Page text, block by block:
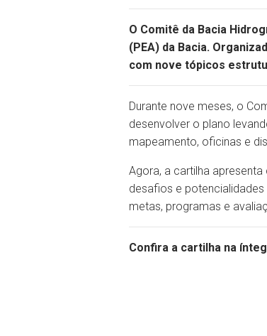
O Comitê da Bacia
(PEA) da Bacia.
com nove tópicos
Durante nove meses, o
desenvolver o plano
mapeamento, oficinas e
Agora, a cartilha
desafios e
metas, programas e
Confira a cartilha na